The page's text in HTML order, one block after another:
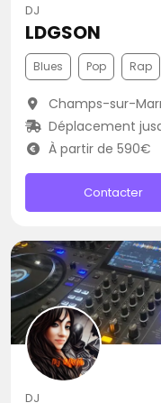
DJ
LDGSON
Blues Pop Rap
Champs-sur-
Déplacement
À partir de 590€
Contacter
DJ